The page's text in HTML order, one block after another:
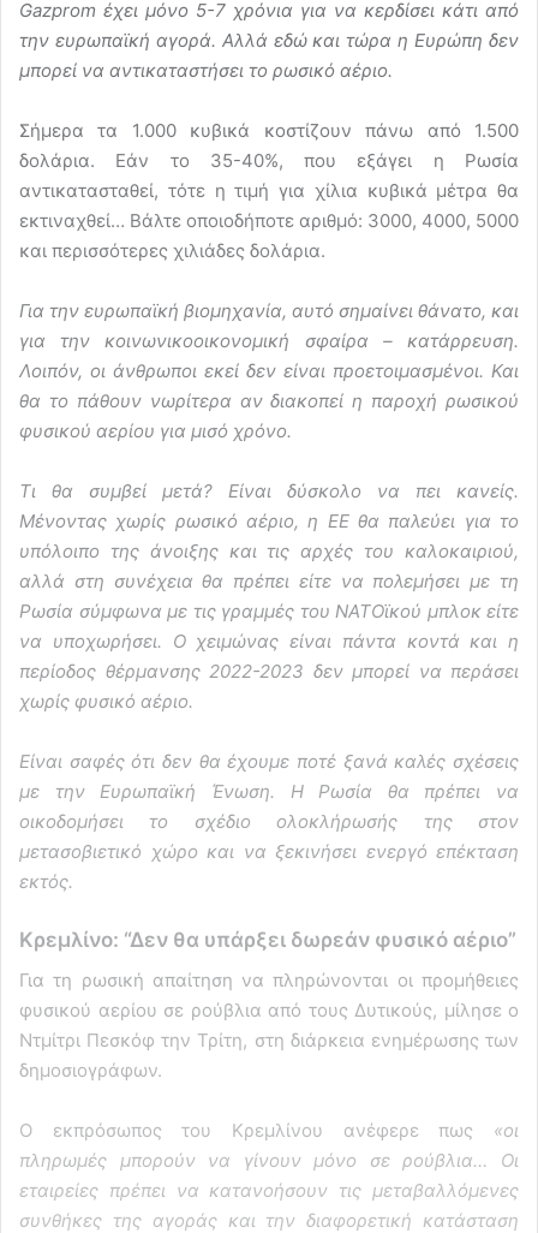
Gazprom έχει μόνο 5-7 χρόνια για να κερδίσει κάτι από
την ευρωπαϊκή αγορά. Αλλά εδώ και τώρα η Ευρώπη δεν
μπορεί να αντικαταστήσει το ρωσικό αέριο.
Σήμερα τα 1.000 κυβικά κοστίζουν πάνω από 1.500
δολάρια. Εάν το 35-40%, που εξάγει η Ρωσία
αντικατασταθεί, τότε η τιμή για χίλια κυβικά μέτρα θα
εκτιναχθεί… Βάλτε οποιοδήποτε αριθμό: 3000, 4000, 5000
και περισσότερες χιλιάδες δολάρια.
Για την ευρωπαϊκή βιομηχανία, αυτό σημαίνει θάνατο, και
για την κοινωνικοοικονομική σφαίρα – κατάρρευση.
Λοιπόν, οι άνθρωποι εκεί δεν είναι προετοιμασμένοι. Και
θα το πάθουν νωρίτερα αν διακοπεί η παροχή ρωσικού
φυσικού αερίου για μισό χρόνο.
Τι θα συμβεί μετά? Είναι δύσκολο να πει κανείς.
Μένοντας χωρίς ρωσικό αέριο, η ΕΕ θα παλεύει για το
υπόλοιπο της άνοιξης και τις αρχές του καλοκαιριού,
αλλά στη συνέχεια θα πρέπει είτε να πολεμήσει με τη
Ρωσία σύμφωνα με τις γραμμές του ΝΑΤΟϊκού μπλοκ είτε
να υποχωρήσει. Ο χειμώνας είναι πάντα κοντά και η
περίοδος θέρμανσης 2022-2023 δεν μπορεί να περάσει
χωρίς φυσικό αέριο.
Είναι σαφές ότι δεν θα έχουμε ποτέ ξανά καλές σχέσεις
με την Ευρωπαϊκή Ένωση. Η Ρωσία θα πρέπει να
οικοδομήσει το σχέδιο ολοκλήρωσής της στον
μετασοβιετικό χώρο και να ξεκινήσει ενεργό επέκταση
εκτός.
Κρεμλίνο: “Δεν θα υπάρξει δωρεάν φυσικό αέριο”
Για τη ρωσική απαίτηση να πληρώνονται οι προμήθειες
φυσικού αερίου σε ρούβλια από τους Δυτικούς, μίλησε ο
Ντμίτρι Πεσκόφ την Τρίτη, στη διάρκεια ενημέρωσης των
δημοσιογράφων.
Ο εκπρόσωπος του Κρεμλίνου ανέφερε πως «οι
πληρωμές μπορούν να γίνουν μόνο σε ρούβλια… Οι
εταιρείες πρέπει να κατανοήσουν τις μεταβαλλόμενες
συνθήκες της αγοράς και την διαφορετική κατάσταση